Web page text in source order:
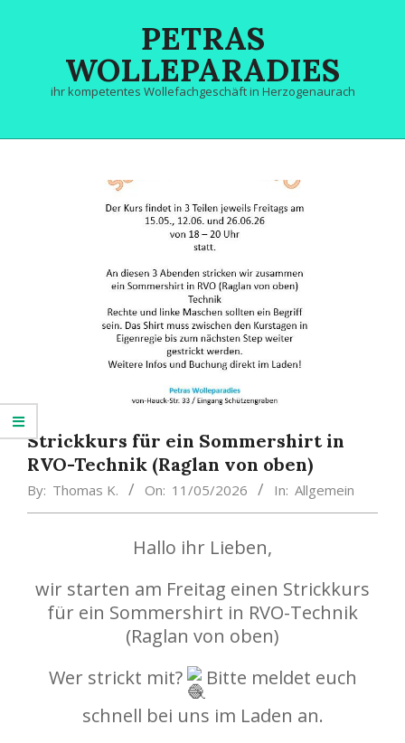
PETRAS
WOLLEPARADIES
ihr kompetentes Wollefachgeschäft in Herzogenaurach
Primary
Strickkurs für ein Sommershirt in
RVO-Technik (Raglan von oben)
By: Thomas K. On: 11/05/2026 In: Allgemein
Hallo ihr Lieben,
wir starten am Freitag einen Strickkurs
für ein Sommershirt in RVO-Technik
(Raglan von oben)
Wer strickt mit?
Bitte meldet euch
schnell bei uns im Laden an.